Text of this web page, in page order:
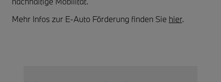
Mehr Infos zur E-Auto Förderung finden Sie hier.